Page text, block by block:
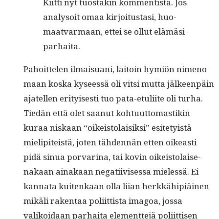
analysoit omaa kir­joi­tus­tasi, huo­
maat­var­maan, ettei se ollut elämäsi
parhaita.
Pahoit­te­len ilmaisuani, laitoin hymiön nimeno­
maan kos­ka kyseessä oli vit­si mut­ta jäl­keen­päin
ajatellen eri­tyis­es­ti tuo pata-etuli­ite oli turha.
Tiedän että olet saanut kohtu­ut­tomas­tikin
kuraa niskaan “oikeis­to­laisik­si” esite­ty­istä
mielip­iteistä, joten täh­den­nän etten oikeasti
pidä sin­ua por­va­ri­na, tai kovin oikeis­to­laise­
nakaan ainakaan negati­ivises­sa mielessä. Ei
kan­na­ta kuitenkaan olla liian herkkähip­iäi­nen
mikäli rak­en­taa poli­it­tista imagoa, jos­sa
valikoidaan parhai­ta ele­ment­te­jä poli­it­tisen